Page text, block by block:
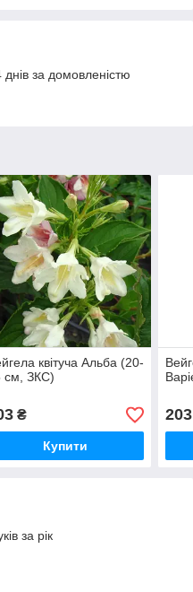
за домовленістю
квітуча Альба (20-
см, ЗКС)
₴
Купити
203
за рік